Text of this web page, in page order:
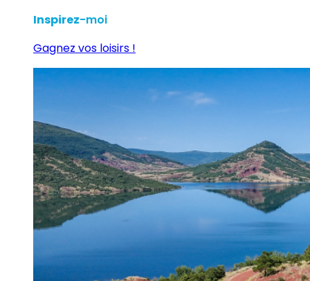
Inspirez-moi
Gagnez vos loisirs !